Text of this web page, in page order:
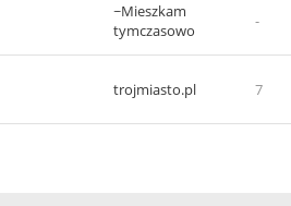
~Mieszkam
tymczasowo
-
trojmiasto.pl 7